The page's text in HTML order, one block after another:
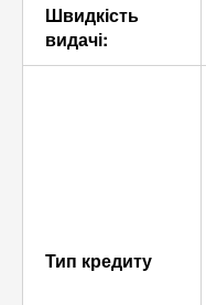
Швидкість
видачі:
Тип кредиту